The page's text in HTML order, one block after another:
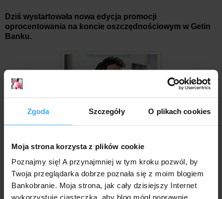
Zgoda Szczegóły O plikach cookies
Moja strona korzysta z plików cookie
Poznajmy się! A przynajmniej w tym kroku pozwól, by
Twoja przeglądarka dobrze poznała się z moim blogiem
Bankobranie. Moja strona, jak cały dzisiejszy Internet
wykorzystuje ciasteczka, aby blog mógł poprawnie
Dziś wystartowała nowa edycja promocji
oprocentowania na koncie oszczędnościowym w Getin
Banku.
By załapać się na stawkę 3% w skali roku, niezbędne jest
wpłacenie "nowych środków". Podwyższone
oprocentowanie obowiązuje dla - wyjątkowo dużej jeśli
porównać z innymi bankami - kwoty do 200 000 zł. A i